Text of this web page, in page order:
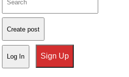
Create post
Log In Sign Up